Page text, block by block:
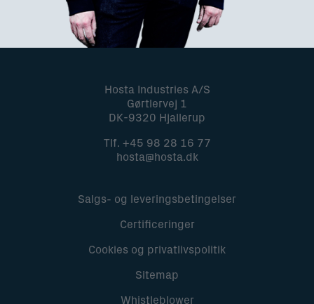
Hosta Industries A/S
Gørtlervej 1
DK-9320 Hjallerup
Tlf. +45 98 28 16 77
hosta@hosta.dk
Salgs- og leveringsbetingelser
Certificeringer
Cookies og privatlivspolitik
Sitemap
Whistleblower